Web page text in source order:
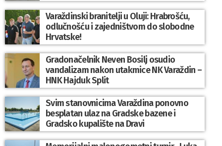
Varaždinski branitelji u Oluji: Hrabrošću,
odlučnošću i zajedništvom do slobodne
Hrvatske!
Gradonačelnik Neven Bosilj osudio
vandalizam nakon utakmice NK Varaždin –
HNK Hajduk Split
Svim stanovnicima Varaždina ponovno
besplatan ulaz na Gradske bazene i
Gradsko kupalište na Dravi